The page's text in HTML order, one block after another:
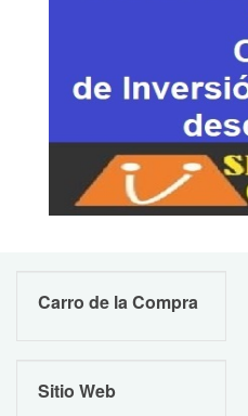
Carro de la Compra
Sitio Web